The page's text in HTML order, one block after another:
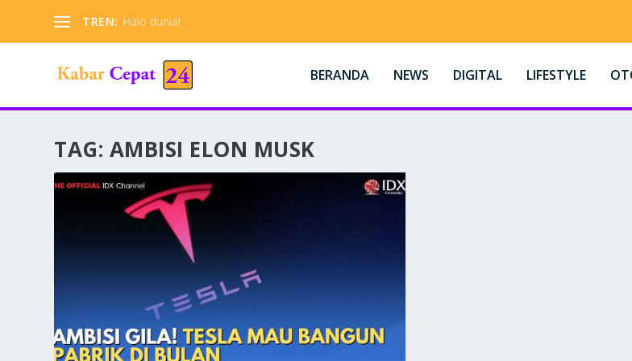
TREN: Halo dunia!
BERANDA NEWS DIGITAL LIFESTYLE
TAG: AMBISI ELON MUSK